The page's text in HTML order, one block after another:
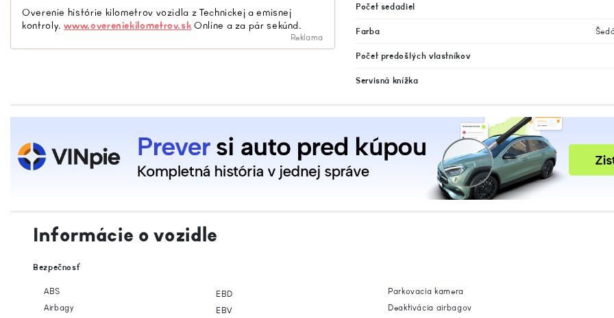
Overenie histórie kilometrov vozidla z Technickej a emisnej
kontroly.www.overeniekilometrov.sk Online a za pár sekúnd.
Reklama
Počet sedadiel
Farba
Počet predošlých vlastníkov
Servisná knížka
Informácie o vozidle
Bezpečnosť
ABS
Airbagy
EBD
EBV
Parkovacia kamera
Deaktivácia airbagov